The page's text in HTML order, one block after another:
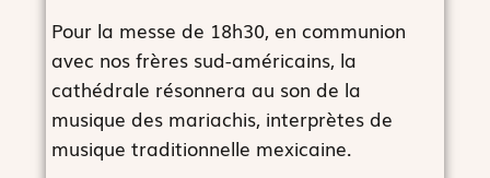
Pour la messe de 18h30, en communion
avec nos frères sud-américains, la
cathédrale résonnera au son de la
musique des mariachis, interprètes de
musique traditionnelle mexicaine.